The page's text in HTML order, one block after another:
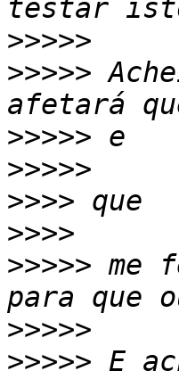
>>>>>
>>>>>
>>>>>
>>>>>
>>>>
>>>>
>>>>> me
>>>>>
>>>>> E